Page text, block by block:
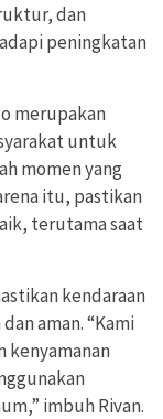
dan
peningkatan
merupakan
untuk
momen yang
itu, pastikan
terutama saat
kendaraan
aman. “Kami
kenyamanan
imbuh Rivan.